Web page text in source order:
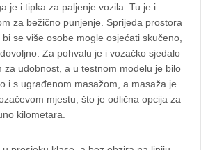
je i tipka za paljenje vozila. Tu je i
za bežično punjenje. Sprijeda prostora
se više osobe mogle osjećati skučeno,
Za pohvalu je i vozačko sjedalo
za udobnost, a u testnom modelu je bilo
i s ugrađenom masažom, a masaža je
mjestu, što je odlična opcija za
kilometara.